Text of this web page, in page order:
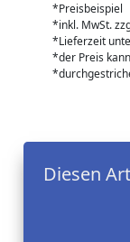
*Preisbeispiel
*inkl. MwSt.
*Lieferzeit
*der Preis
Diesen